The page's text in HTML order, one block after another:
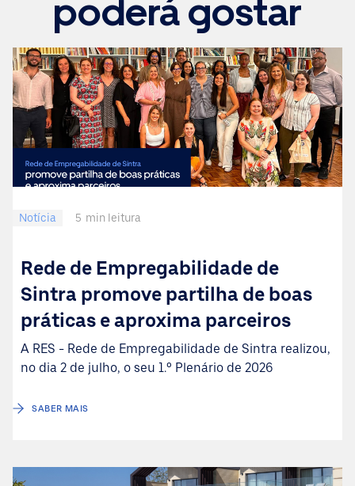
poderá gostar
Notícia 5 min leitura
Rede de Empregabilidade de
Sintra promove partilha de boas
práticas e aproxima parceiros
A RES - Rede de Empregabilidade de Sintra realizou,
no dia 2 de julho, o seu 1.º Plenário de 2026
SABER MAIS